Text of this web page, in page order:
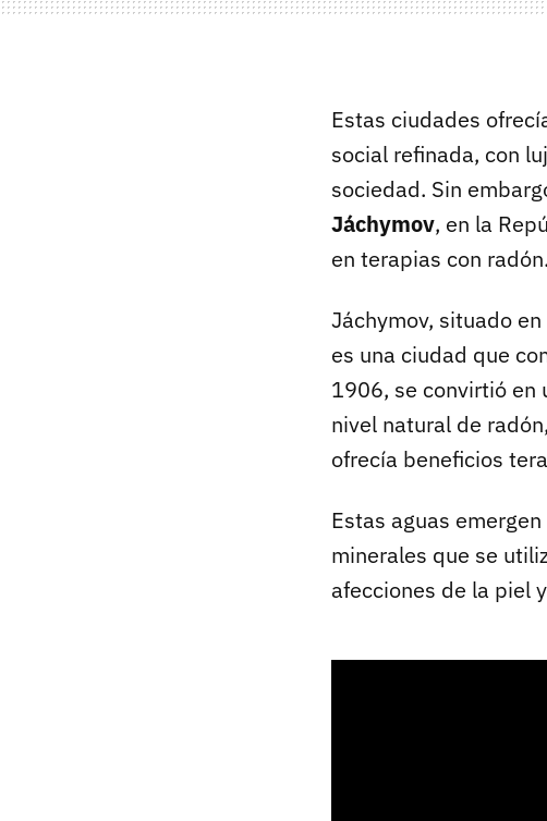
Estas ciudades
social refinada, con
sociedad. Sin
Jáchymov, en la
en terapias con radón.
Jáchymov, situado
es una ciudad que
1906, se convirtió en
nivel natural de
ofrecía beneficios
Estas aguas
minerales que se
afecciones de la piel